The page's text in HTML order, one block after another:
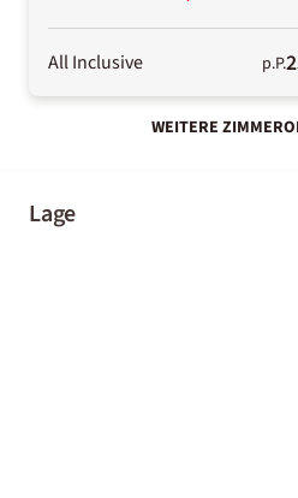
All Inclusive p.P.
WEITERE
Lage